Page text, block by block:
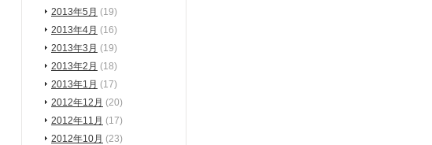
2013年5月 (19)
2013年4月 (16)
2013年3月 (19)
2013年2月 (18)
2013年1月 (17)
2012年12月 (20)
2012年11月 (17)
2012年10月 (23)